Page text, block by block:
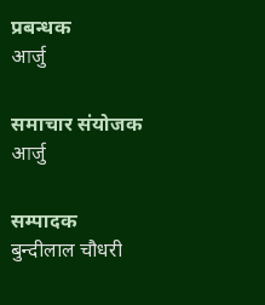
प्रबन्धक
आर्जु
समाचार संयोजक
आर्जु
सम्पादक
बुन्दीलाल चौधरी